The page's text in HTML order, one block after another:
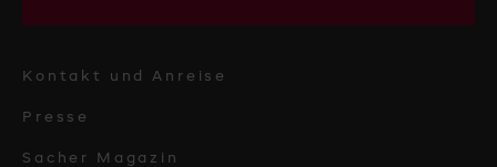
Kontakt und Anreise
Presse
Sacher Magazin